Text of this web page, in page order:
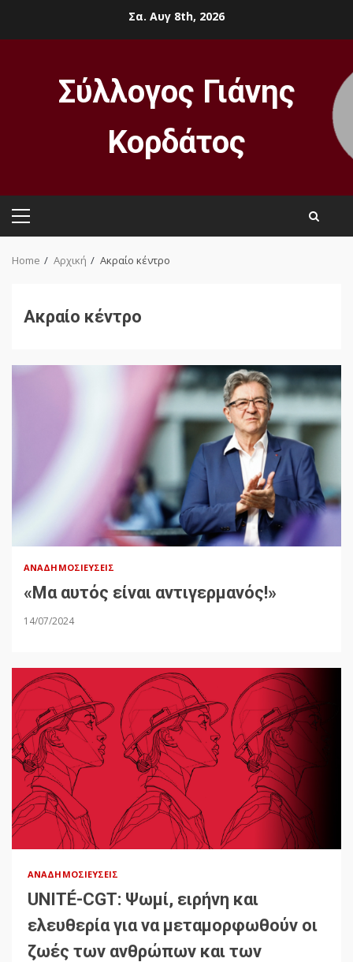
Σα. Αυγ 8th, 2026
Σύλλογος Γιάνης
Κορδάτος
Primary
Home Αρχική Ακραίο κέντρο
Ακραίο κέντρο
ΑΝΑΔΗΜΟΣΙΕΎΣΕΙΣ
«Μα αυτός είναι αντιγερμανός!»
14/07/2024
ΑΝΑΔΗΜΟΣΙΕΎΣΕΙΣ
UNITÉ-CGT: Ψωμί, ειρήνη και
ελευθερία για να μεταμορφωθούν οι
ζωές των ανθρώπων και των